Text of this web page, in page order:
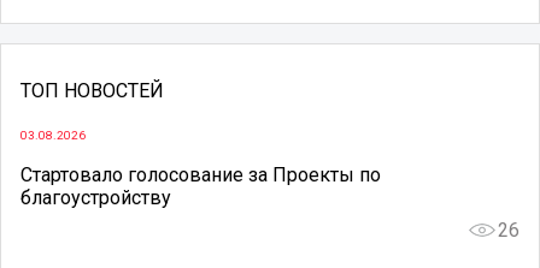
ТОП НОВОСТЕЙ
03.08.2026
Стартовало голосование за Проекты по
благоустройству
26